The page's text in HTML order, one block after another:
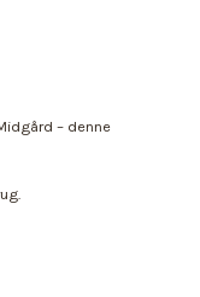
– denne